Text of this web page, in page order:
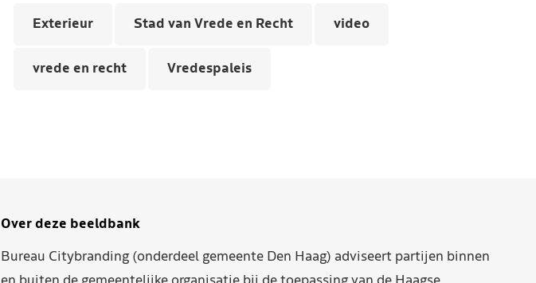
Exterieur Stad van Vrede en Recht video
vrede en recht Vredespaleis
Over deze beeldbank
Bureau Citybranding (onderdeel gemeente Den Haag) adviseert partijen binnen